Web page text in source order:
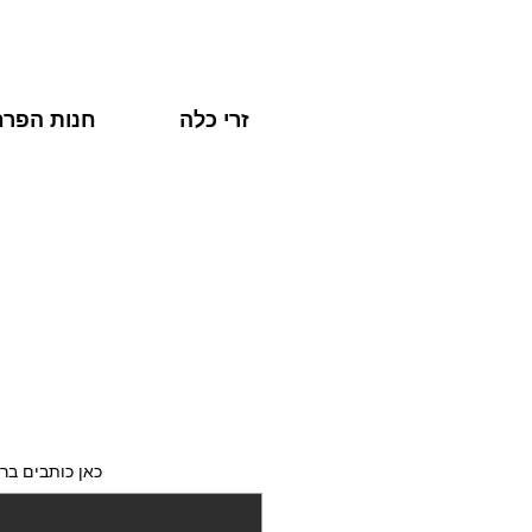
זרי כלה חנות
כאן כותבים